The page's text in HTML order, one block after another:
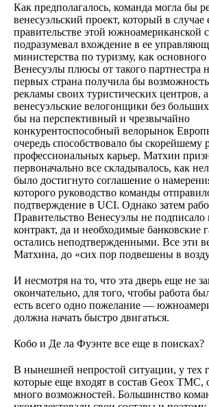
Как предполагалось, команда могла бы
венесуэльский проект, который в случае
правительстве этой южноамериканской
подразумевал вхождение в ее
министерства по туризму, как
Венесуэлы плюсы от такого партнестра
первых страна получила бы
рекламы своих туристических центров,
венесуэльские велогонщики без
бы на перспективный и чрезвычайно
конкурентоспособный велорынок
очередь способствовало бы скорейшему
профессиональных карьер. Матхин
первоначально все складывалось, как
было достигнуто соглашение о
которого руководство команды
подтверждение в UCI. Однако затем
Правительство Венесуэлы не подписало
контракт, да и необходимые банковские
остались неподтвержденными. Все эти
Матхина, до «сих пор подвешены в
И несмотря на то, что эта дверь еще не
окончательно, для того, чтобы работа
есть всего одно пожелание —
должна начать быстро двигаться.
Кобо и Де ла Фуэнте все еще в поисках?
В нынешней непростой ситуации, у тех
которые еще входят в состав Geox TMC,
много возможностей. Большинство